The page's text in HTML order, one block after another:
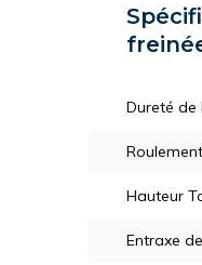
Dureté de
Hauteur
Entraxe